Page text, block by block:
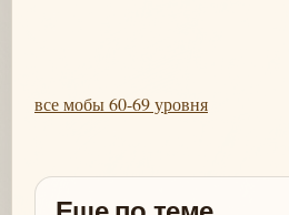
все мобы 60-69 уровня